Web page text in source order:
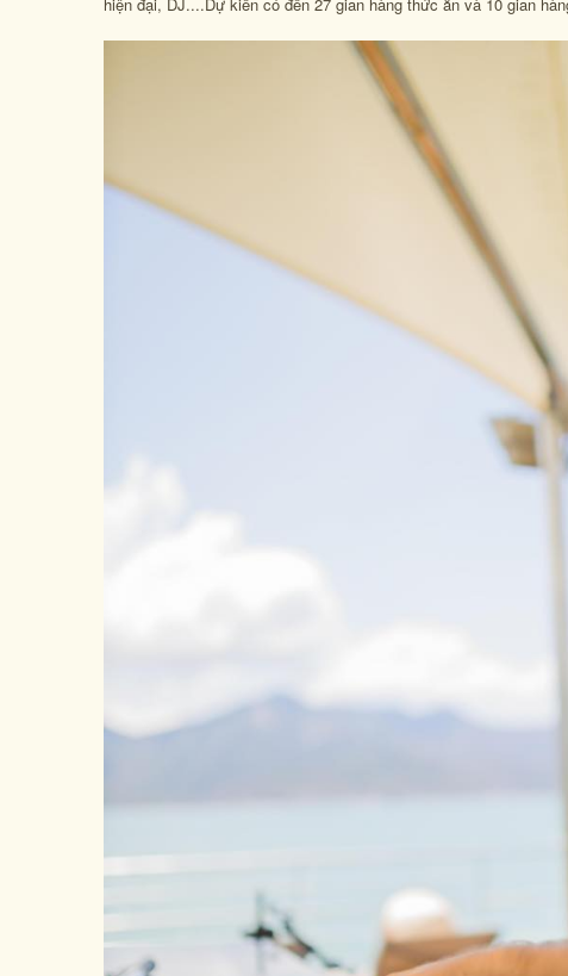
hiện đại, DJ....Dự kiến có đến 27 gian hàng thức ăn và 10 gian